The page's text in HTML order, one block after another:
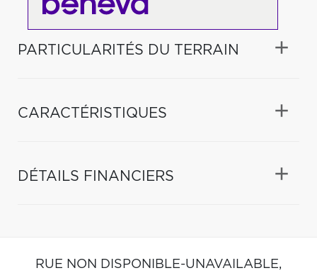
PARTICULARITÉS DU TERRAIN
CARACTÉRISTIQUES
DÉTAILS FINANCIERS
RUE NON DISPONIBLE-UNAVAILABLE,